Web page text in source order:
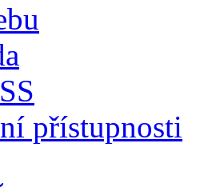
přístupnosti